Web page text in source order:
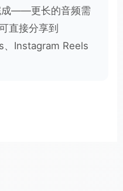
成——更长的音频需
直接分享到
Instagram Reels